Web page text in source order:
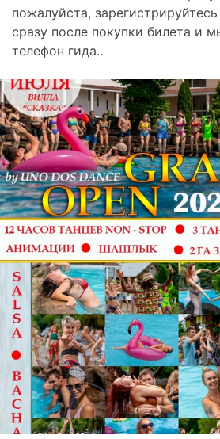
пожалуйста,
сразу после покупки билета и
телефон гида..